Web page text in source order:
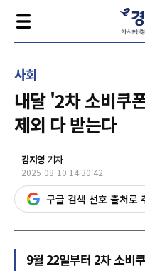
사회
내달 '2차 소비쿠
제외 다 받는다
김지영 기자
2025-08-10 14:30:42
구글 검색 선호 출처로
9월 22일부터 2차 소비